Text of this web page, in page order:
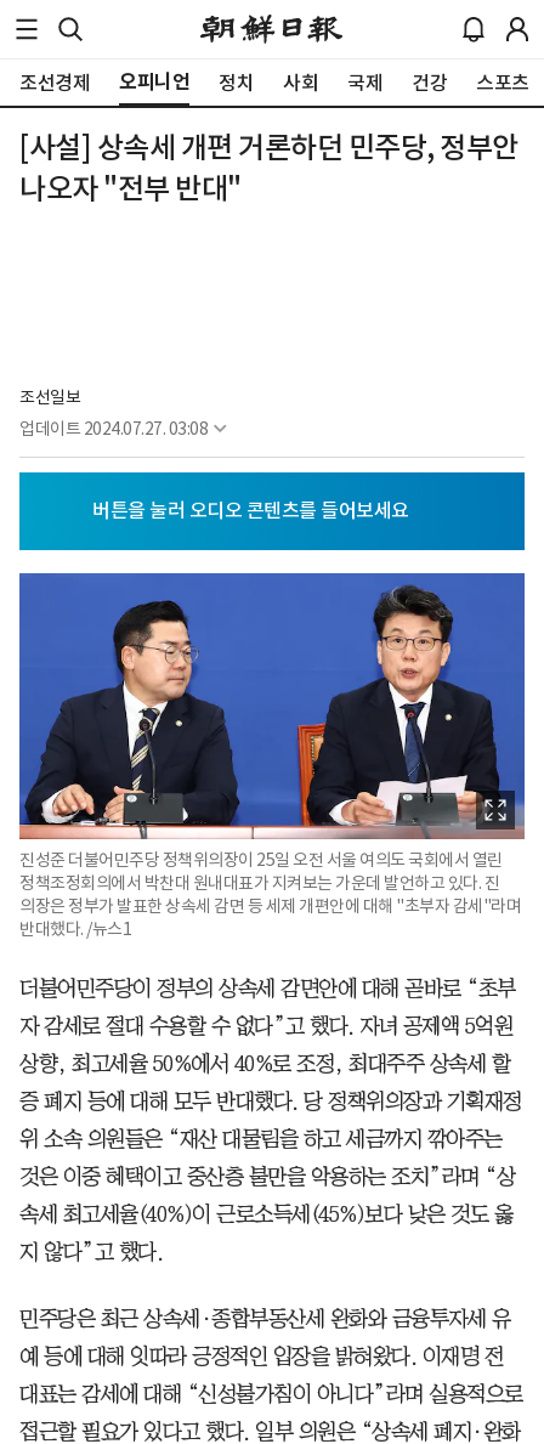
조선경제 오피니언 정치 사회 국제 건강 스포츠
[사설] 상속세 개편 거론하던 민주당, 정부안
나오자 "전부 반대"
조선일보
업데이트 2024.07.27. 03:08
진성준 더불어민주당 정책위의장이 25일 오전 서울 여의도 국회에서 열린
정책조정회의에서 박찬대 원내대표가 지켜보는 가운데 발언하고 있다. 진
의장은 정부가 발표한 상속세 감면 등 세제 개편안에 대해 "초부자 감세"라며
반대했다. /뉴스1
더불어민주당이 정부의 상속세 감면안에 대해 곧바로 “초부
자 감세로 절대 수용할 수 없다”고 했다. 자녀 공제액 5억원
상향, 최고세율 50%에서 40%로 조정, 최대주주 상속세 할
증 폐지 등에 대해 모두 반대했다. 당 정책위의장과 기획재정
위 소속 의원들은 “재산 대물림을 하고 세금까지 깎아주는
것은 이중 혜택이고 중산층 불만을 악용하는 조치”라며 “상
속세 최고세율(40%)이 근로소득세(45%)보다 낮은 것도 옳
지 않다”고 했다.
민주당은 최근 상속세·종합부동산세 완화와 금융투자세 유
예 등에 대해 잇따라 긍정적인 입장을 밝혀왔다. 이재명 전
대표는 감세에 대해 “신성불가침이 아니다”라며 실용적으로
접근할 필요가 있다고 했다. 일부 의원은 “상속세 폐지·완화